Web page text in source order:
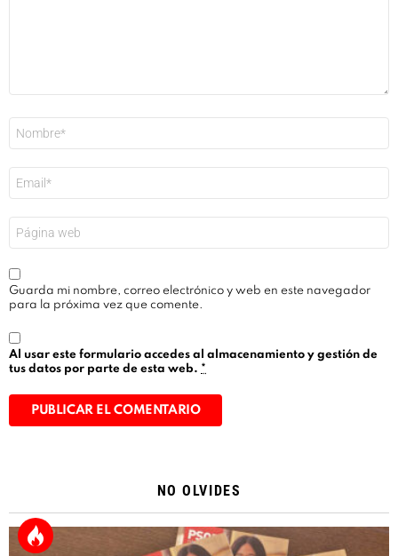
electrónico
*
Guarda mi nombre, correo electrónico y web en este navegador
para la próxima vez que comente.
Al usar este formulario accedes al almacenamiento y gestión de
tus datos por parte de esta web. *
NO OLVIDES